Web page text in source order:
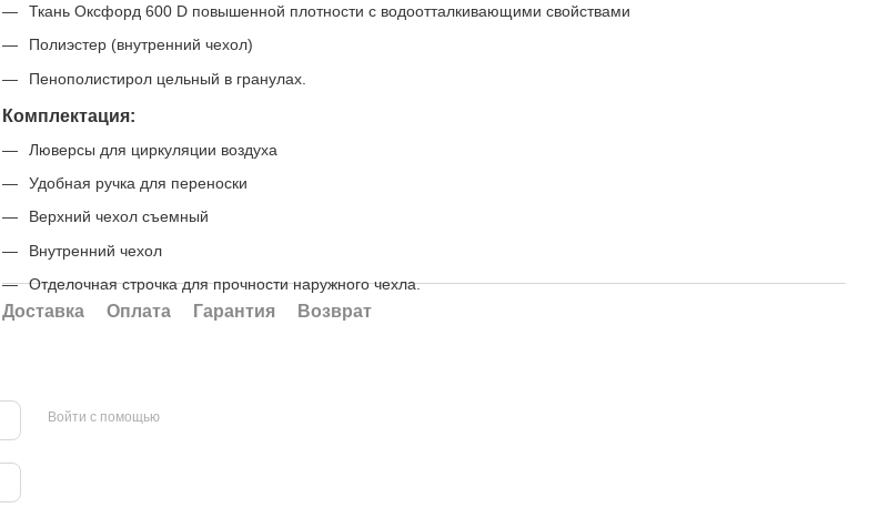
Ткань Оксфорд 600 D повышенной плотности с водоотталкивающими свойствами
Полиэстер (внутренний чехол)
Пенополистирол цельный в гранулах.
Комплектация:
Люверсы для циркуляции воздуха
Удобная ручка для переноски
Верхний чехол съемный
Внутренний чехол
Отделочная строчка для прочности наружного чехла.
Доставка Оплата Гарантия Возврат
Войти с помощью